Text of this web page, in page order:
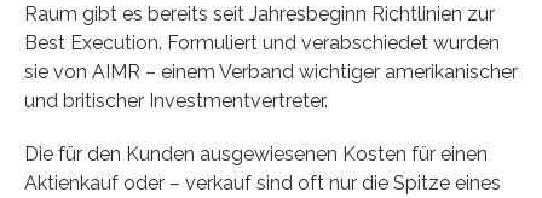
Raum gibt es bereits seit Jahresbeginn Richtlinien zur
Best Execution. Formuliert und verabschiedet wurden
sie von AIMR – einem Verband wichtiger amerikanischer
und britischer Investmentvertreter.
Die für den Kunden ausgewiesenen Kosten für einen
Aktienkauf oder – verkauf sind oft nur die Spitze eines